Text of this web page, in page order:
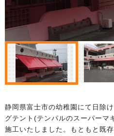
静岡県富士市の幼稚園にて日除
グテント(テンパルのスーパーマ
施工いたしました。もともと既